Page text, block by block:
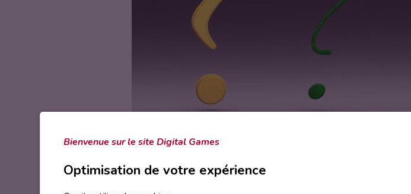
Vendredi 4 avril 2025
Bienvenue sur le site Digital Games
Optimisation de votre expérience